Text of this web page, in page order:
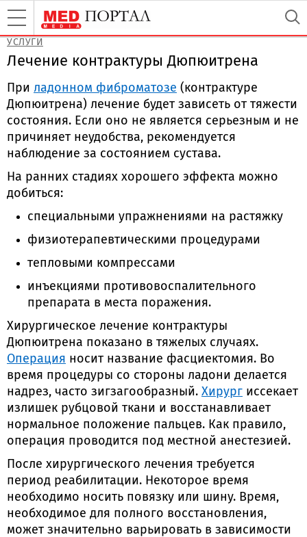
УСЛУГИ
Лечение контрактуры Дюпюитрена
При ладонном фиброматозе (контрактуре
Дюпюитрена) лечение будет зависеть от тяжести
состояния. Если оно не является серьезным и не
причиняет неудобства, рекомендуется
наблюдение за состоянием сустава.
На ранних стадиях хорошего эффекта можно
добиться:
специальными упражнениями на растяжку
физиотерапевтическими процедурами
тепловыми компрессами
инъекциями противовоспалительного
препарата в места поражения.
Хирургическое лечение контрактуры
Дюпюитрена показано в тяжелых случаях.
Операция носит название фасциектомия. Во
время процедуры со стороны ладони делается
надрез, часто зигзагообразный. Хирург иссекает
излишек рубцовой ткани и восстанавливает
нормальное положение пальцев. Как правило,
операция проводится под местной анестезией.
После хирургического лечения требуется
период реабилитации. Некоторое время
необходимо носить повязку или шину. Время,
необходимое для полного восстановления,
может значительно варьировать в зависимости